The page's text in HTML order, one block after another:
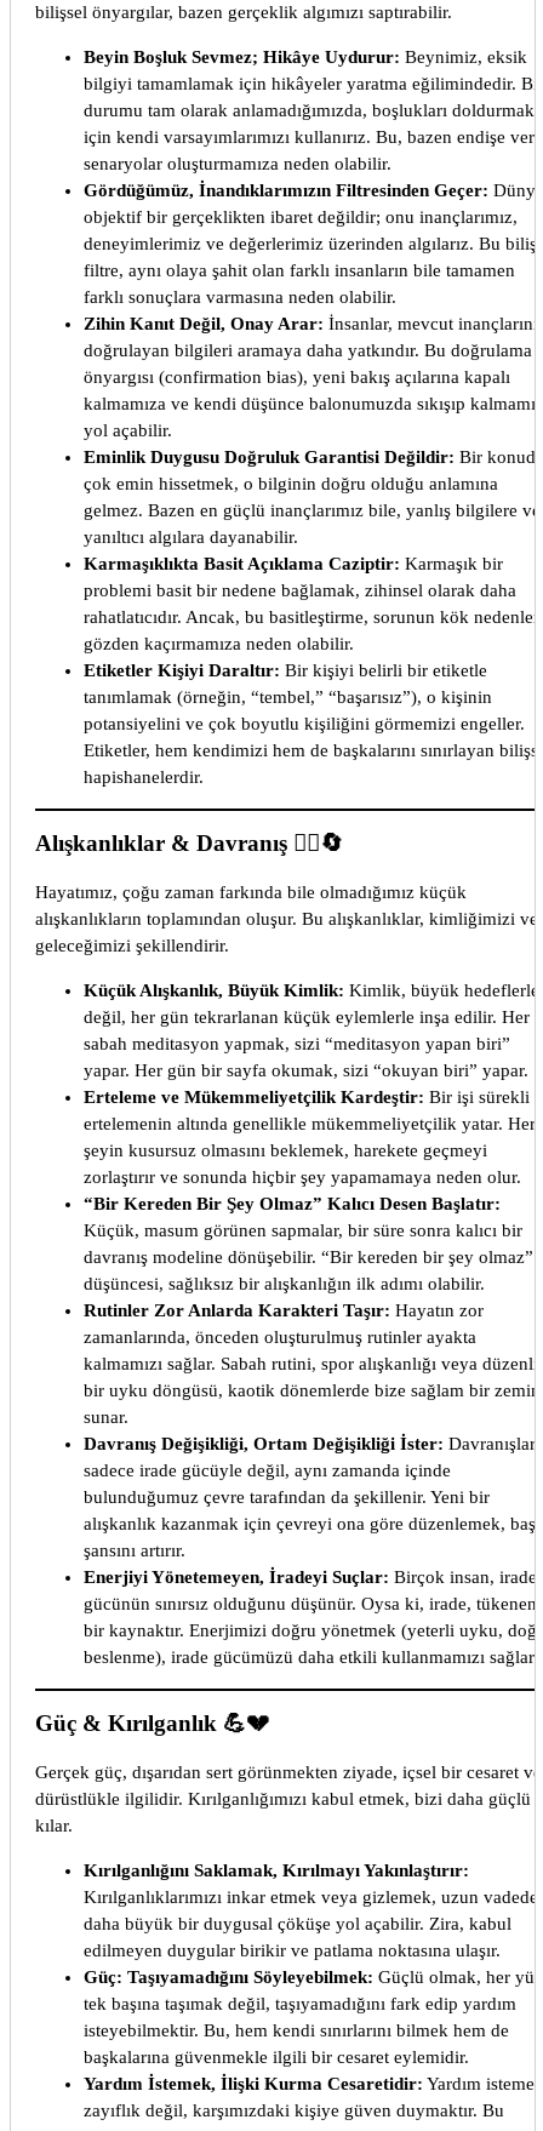
bilişsel önyargılar, bazen gerçeklik algımızı saptırabilir.
Beyin Boşluk Sevmez; Hikâye Uydurur: Beynimiz, eksik
bilgiyi tamamlamak için hikâyeler yaratma eğilimindedir. Bir
durumu tam olarak anlamadığımızda, boşlukları doldurmak
için kendi varsayımlarımızı kullanırız. Bu, bazen endişe
senaryolar oluşturmamıza neden olabilir.
Gördüğümüz, İnandıklarımızın Filtresinden Geçer: Dünya
objektif bir gerçeklikten ibaret değildir; onu inançlarımız,
deneyimlerimiz ve değerlerimiz üzerinden algılarız. Bu
filtre, aynı olaya şahit olan farklı insanların bile tamamen
farklı sonuçlara varmasına neden olabilir.
Zihin Kanıt Değil, Onay Arar: İnsanlar, mevcut inançlarını
doğrulayan bilgileri aramaya daha yatkındır. Bu doğrulama
önyargısı (confirmation bias), yeni bakış açılarına kapalı
kalmamıza ve kendi düşünce balonumuzda sıkışıp
yol açabilir.
Eminlik Duygusu Doğruluk Garantisi Değildir: Bir konuda
çok emin hissetmek, o bilginin doğru olduğu anlamına
gelmez. Bazen en güçlü inançlarımız bile, yanlış bilgilere
yanıltıcı algılara dayanabilir.
Karmaşıklıkta Basit Açıklama Caziptir: Karmaşık bir
problemi basit bir nedene bağlamak, zihinsel olarak daha
rahatlatıcıdır. Ancak, bu basitleştirme, sorunun kök
gözden kaçırmamıza neden olabilir.
Etiketler Kişiyi Daraltır: Bir kişiyi belirli bir etiketle
tanımlamak (örneğin, “tembel,” “başarısız”), o kişinin
potansiyelini ve çok boyutlu kişiliğini görmemizi engeller.
Etiketler, hem kendimizi hem de başkalarını sınırlayan
hapishanelerdir.
Alışkanlıklar & Davranış 🚶‍♂️🔄
Hayatımız, çoğu zaman farkında bile olmadığımız küçük
alışkanlıkların toplamından oluşur. Bu alışkanlıklar, kimliğimizi ve
geleceğimizi şekillendirir.
Küçük Alışkanlık, Büyük Kimlik: Kimlik, büyük hedeflerle
değil, her gün tekrarlanan küçük eylemlerle inşa edilir. Her
sabah meditasyon yapmak, sizi “meditasyon yapan biri”
yapar. Her gün bir sayfa okumak, sizi “okuyan biri” yapar.
Erteleme ve Mükemmeliyetçilik Kardeştir: Bir işi sürekli
ertelemenin altında genellikle mükemmeliyetçilik yatar. Her
şeyin kusursuz olmasını beklemek, harekete geçmeyi
zorlaştırır ve sonunda hiçbir şey yapamamaya neden olur.
“Bir Kereden Bir Şey Olmaz” Kalıcı Desen Başlatır:
Küçük, masum görünen sapmalar, bir süre sonra kalıcı bir
davranış modeline dönüşebilir. “Bir kereden bir şey olmaz”
düşüncesi, sağlıksız bir alışkanlığın ilk adımı olabilir.
Rutinler Zor Anlarda Karakteri Taşır: Hayatın zor
zamanlarında, önceden oluşturulmuş rutinler ayakta
kalmamızı sağlar. Sabah rutini, spor alışkanlığı veya düzenli
bir uyku döngüsü, kaotik dönemlerde bize sağlam bir zemin
sunar.
Davranış Değişikliği, Ortam Değişikliği İster: Davranışlar,
sadece irade gücüyle değil, aynı zamanda içinde
bulunduğumuz çevre tarafından da şekillenir. Yeni bir
alışkanlık kazanmak için çevreyi ona göre düzenlemek,
şansını artırır.
Enerjiyi Yönetemeyen, İradeyi Suçlar: Birçok insan, irade
gücünün sınırsız olduğunu düşünür. Oysa ki, irade, tükenen
bir kaynaktır. Enerjimizi doğru yönetmek (yeterli uyku,
beslenme), irade gücümüzü daha etkili kullanmamızı sağlar.
Güç & Kırılganlık 💪💔
Gerçek güç, dışarıdan sert görünmekten ziyade, içsel bir cesaret ve
dürüstlükle ilgilidir. Kırılganlığımızı kabul etmek, bizi daha güçlü
kılar.
Kırılganlığını Saklamak, Kırılmayı Yakınlaştırır:
Kırılganlıklarımızı inkar etmek veya gizlemek, uzun vadede
daha büyük bir duygusal çöküşe yol açabilir. Zira, kabul
edilmeyen duygular birikir ve patlama noktasına ulaşır.
Güç: Taşıyamadığını Söyleyebilmek: Güçlü olmak, her
tek başına taşımak değil, taşıyamadığını fark edip yardım
isteyebilmektir. Bu, hem kendi sınırlarını bilmek hem de
başkalarına güvenmekle ilgili bir cesaret eylemidir.
Yardım İstemek, İlişki Kurma Cesaretidir: Yardım
zayıflık değil, karşımızdaki kişiye güven duymaktır. Bu